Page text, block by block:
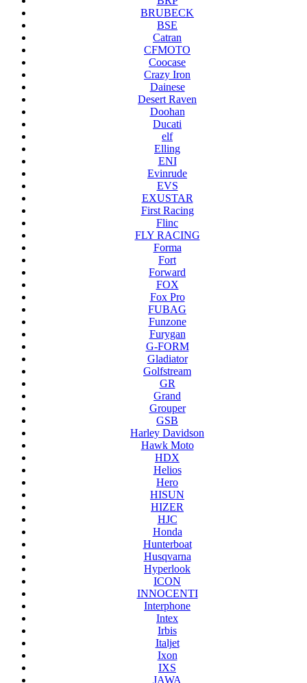
BRUBECK
BSE
Catran
CFMOTO
Coocase
Crazy Iron
Dainese
Desert Raven
Doohan
Ducati
elf
Elling
ENI
Evinrude
EVS
EXUSTAR
First Racing
Flinc
FLY RACING
Forma
Fort
Forward
FOX
Fox Pro
FUBAG
Funzone
Furygan
G-FORM
Gladiator
Golfstream
GR
Grand
Grouper
GSB
Harley Davidson
Hawk Moto
HDX
Helios
Hero
HISUN
HIZER
HJC
Honda
Hunterboat
Husqvarna
Hyperlook
ICON
INNOCENTI
Interphone
Intex
Irbis
Italjet
Ixon
IXS
JAWA